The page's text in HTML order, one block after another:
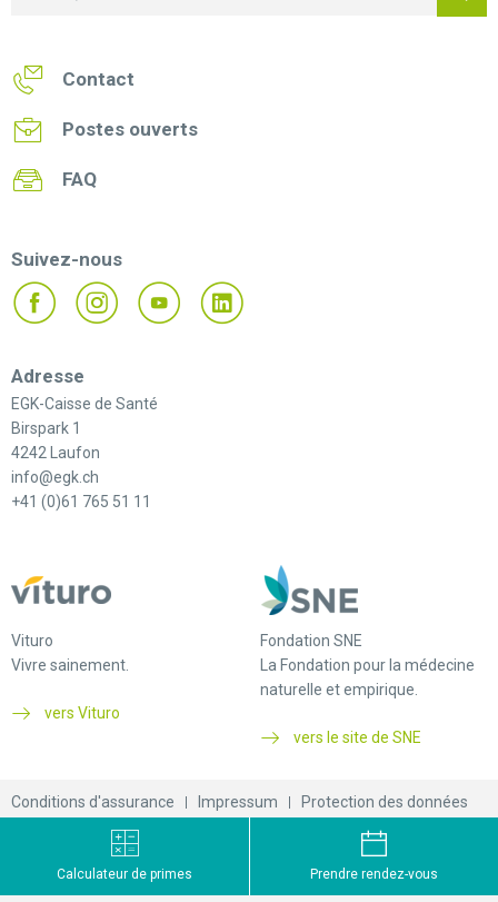
Calculateur de primes Prendre rendez-vous
Contact
Postes ouverts
FAQ
Suivez-nous
Adresse
EGK-Caisse de Santé
Birspark 1
4242 Laufon
info@egk.ch
+41 (0)61 765 51 11
Vituro
Vivre sainement.
vers Vituro
Fondation SNE
La Fondation pour la médecine
naturelle et empirique.
vers le site de SNE
Conditions d'assurance Impressum
Protection des données
© 2026 EGK-Caisse de santé